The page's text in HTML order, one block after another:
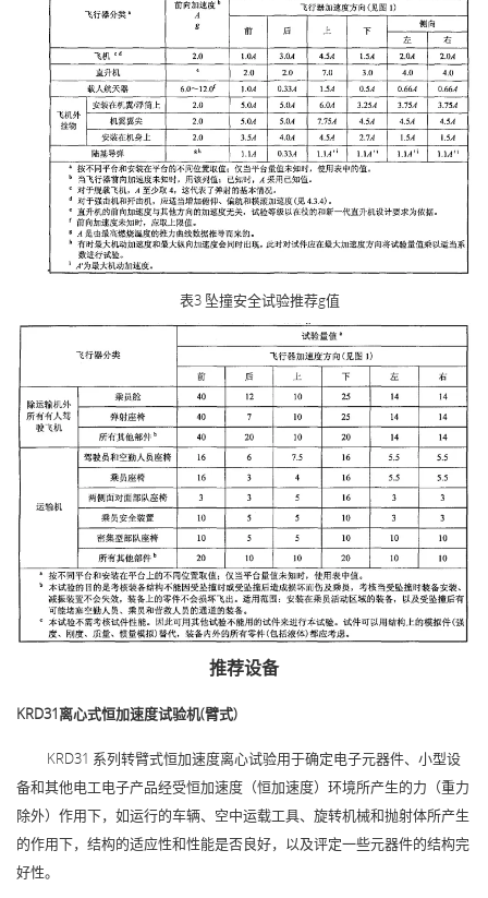
表3 坠撞安全试验推荐g值
推荐设备
KRD31离心式恒加速度试验机(臂式)
KRD31 系列转臂式恒加速度离心试验用于确定电子元器件、小型设
备和其他电工电子产品经受恒加速度（恒加速度）环境所产生的力（重力
除外）作用下，如运行的车辆、空中运载工具、旋转机械和抛射体所产生
的作用下，结构的适应性和性能是否良好，以及评定一些元器件的结构完
好性。